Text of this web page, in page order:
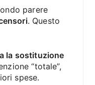
parere
. Questo
la sostituzione
“totale”,
spese.